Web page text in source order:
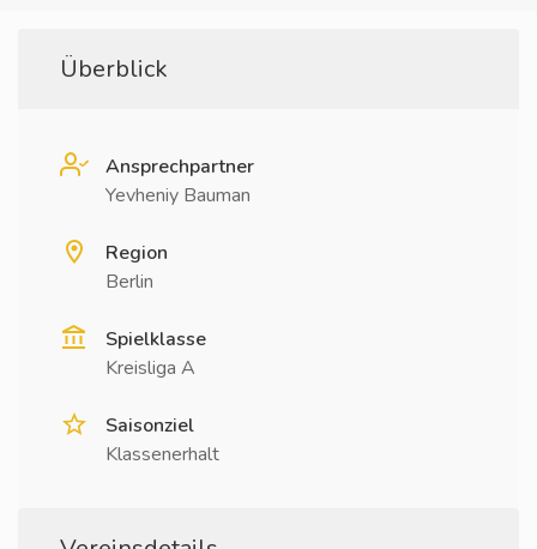
Überblick
Ansprechpartner
Yevheniy Bauman
Region
Berlin
Spielklasse
Kreisliga A
Saisonziel
Klassenerhalt